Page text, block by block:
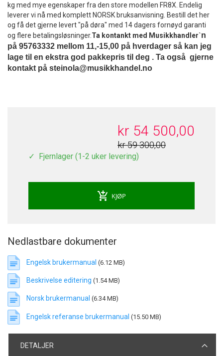
kg med mye egenskaper fra den store modellen FR8X. Endelig
leverer vi nå med komplett NORSK bruksanvisning. Bestill det her
og få det gjerne levert "på døra" med 14 dagers fornøyd garanti
og flere betalingsløsninger.Ta kontankt med Musikkhandler`n
på 95763332 mellom 11,-15,00 på hverdager så kan jeg
lage til en ekstra god pakkepris til deg . Ta også gjerne
kontakt på steinola@musikkhandel.no
kr 54 500,00
kr 59 300,00
Fjernlager (1-2 uker levering)
add_shopping_cart KJØP
Nedlastbare dokumenter
Engelsk brukermanual (6.12 MB)
Beskrivelse editering (1.54 MB)
Norsk brukermanual (6.34 MB)
Engelsk referanse brukermanual (15.50 MB)
DETALJER